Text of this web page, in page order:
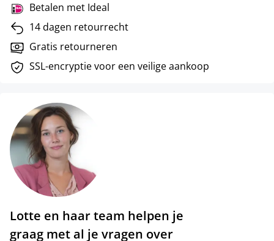
Betalen met Ideal
14 dagen retourrecht
Gratis retourneren
SSL-encryptie voor een veilige aankoop
Lotte en haar team helpen je
graag met al je vragen over